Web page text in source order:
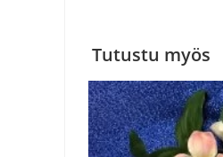
Tutustu myös